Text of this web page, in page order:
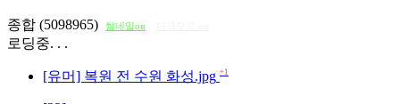
종합 (5098965) 썸네일on
로딩중. . .
[유머] 복원 전 수원 화성.jpg +1